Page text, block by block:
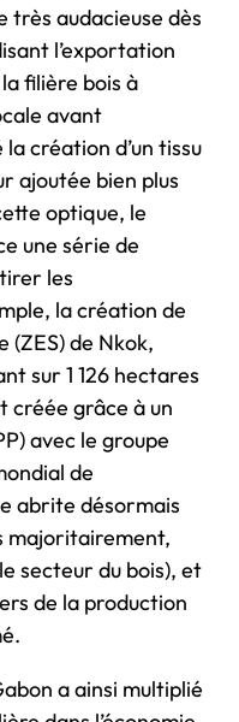
très audacieuse dès
l’exportation
filière bois à
avant
création d’un tissu
ajoutée bien plus
optique, le
une série de
les
la création de
(ZES) de Nkok,
sur 1 126 hectares
créée grâce à un
avec le groupe
de
abrite désormais
majoritairement,
secteur du bois), et
de la production
a ainsi multiplié